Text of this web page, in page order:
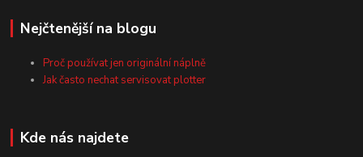
Nejčtenější na blogu
Proč používat jen originální náplně
Jak často nechat servisovat plotter
Kde nás najdete